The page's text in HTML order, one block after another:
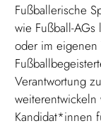
Fußballerische
wie Fußball-
oder im eigenen
Verantwortung
Kandidat*innen